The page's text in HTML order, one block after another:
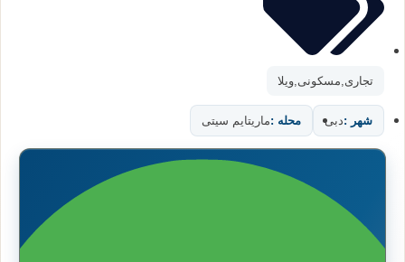
تجاری ,مسکونی, ویلا
شهر : دبی محله :ماریتایم سیتی